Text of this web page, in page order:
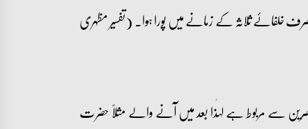
خلفائے ثلاثہ کے زمانے میں پورا ہوا۔ (تفسیر مظہری
سے مربوط ہے لہٰذا بعد میں آنے والے مثلاً حضرت